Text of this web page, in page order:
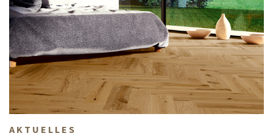
AKTUELLES